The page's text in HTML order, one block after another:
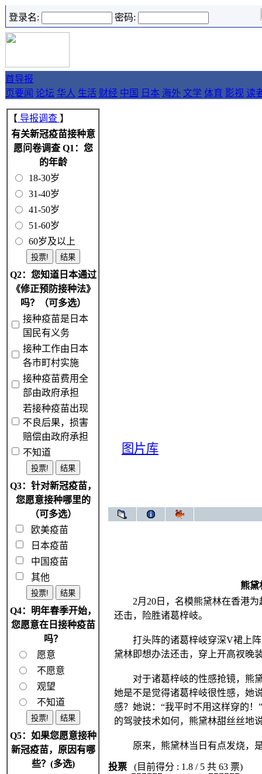
登录名: 密码:
首
页
导报
要闻 论坛 华人 生活 财经 中国 日本 海外 文学 体育 影视 读
【 导报调查 】
有关新冠疫苗接种意
愿问卷调查 Q1：您
的年龄
18-30岁
31-40岁
41-50岁
51-60岁
60岁及以上
Q2：您知道日本通过
《修正预防接种法》
吗？（可多选）
接种疫苗是日本
国民有义务
接种工作由日本
各市町村实施
接种疫苗费用全
部由政府承担
若接种疫苗出现
不良后果，损害
赔偿由政府承担
不知道
Q3：针对新冠疫苗，
您愿意接种哪里的
（可多选）
欧美疫苗
日本疫苗
中国疫苗
其他
Q4：明年春季开始，
您愿意在日接种疫苗
吗？
愿意
不愿意
观望
不知道
Q5：如果您愿意接种
新冠疫苗，原因有哪
些？(多选)
图片库
熊黛
2月20日，名模熊黛林在香港为
还击，险胜诸葛梓岐。
打头阵的诸葛梓岐穿深V裙上阵
黛林即想办法还击，穿上开高衩晚
对于诸葛梓岐的性感抢镜，熊黛
她是不是觉得诸葛梓岐很性感，她
感？她说：“我平时不用这样穿的
的驾驶技术如何，熊黛林甜丝丝地
原来，熊黛林当日有点发烧，是
投票 (目前得分 : 1.8 / 5 共 63 票)